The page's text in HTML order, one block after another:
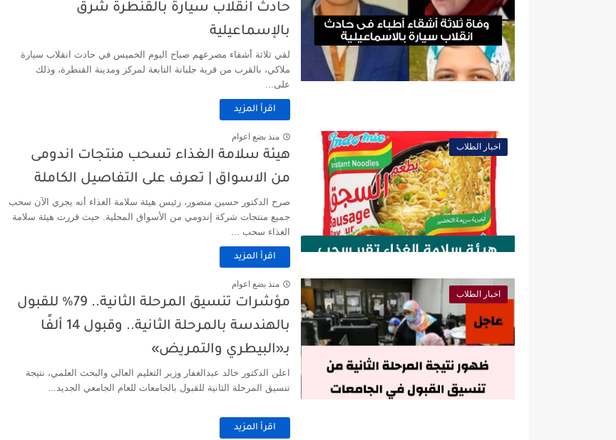
حادث انقلاب سيارة بالقنطرة شرق
بالإسماعيلية
لقي ثلاثة أشقاء مصرعهم صباح اليوم الخميس في حادث انقلاب سيارة
ملاكي، بالقرب من قرية جلبانة التابعة لمركز ومدينة القنطرة، وذلك
على...
اقرأ المزيد
اخبار الطلاب
منذ بضع اعوام
هيئة سلامة الغذاء تسحب منتجات اندومى
من الاسواق | تعرف على التفاصيل الكاملة
صرح الدكتور حسين منصور، رئيس هيئة سلامة الغذاء أنه يجري الآن سحب
جميع منتجات شركة إندومي من الأسواق المحلية. حيث قررت هيئة سلامة
الغذاء سحب ...
اقرأ المزيد
اخبار الطلاب
منذ بضع اعوام
مؤشرات تنسيق المرحلة الثانية.. 79% للقبول
بالهندسة بالمرحلة الثانية.. وقبول 14 ألفًا
بـ«البيطري والتمريض»
اعلن الدكتور خالد عبدالغفار وزير التعليم العالي والبحث العلمي، نتيجة
تنسيق المرحلة الثانية للقبول بالجامعات للعام الجامعي الجديد...
اقرأ المزيد